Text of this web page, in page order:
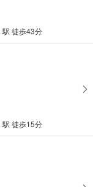
駅 徒歩43分
駅 徒歩15分